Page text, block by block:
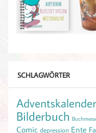
SCHLAGWÖRTER
Adventskalender
Bilderbuch
Comic depression Ente